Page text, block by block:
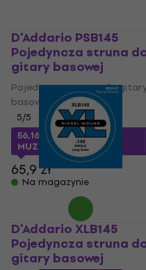
D'Addario PSB145
Pojedyncza struna
gitary basowej
Pojedyncza struna do
basowej
5/5
56,16 złz kodem
MUZMUZ-10
65,9 zł
Na magazynie
D'Addario XLB145
Pojedyncza struna
gitary basowej